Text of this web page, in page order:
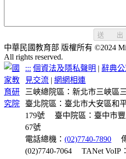
送 出
中華民國教育部 版權所有 ©2024
All rights reserved.
::: 個資法及隱私聲明 | 辭典
見交流 |網網相連
三峽總院區：新北市三峽區
臺北院區：臺北市大安區和
179號
臺中院區：臺中市
67號
電話總機：(02)7740-7890
(02)7740-7064
TANet VoIP